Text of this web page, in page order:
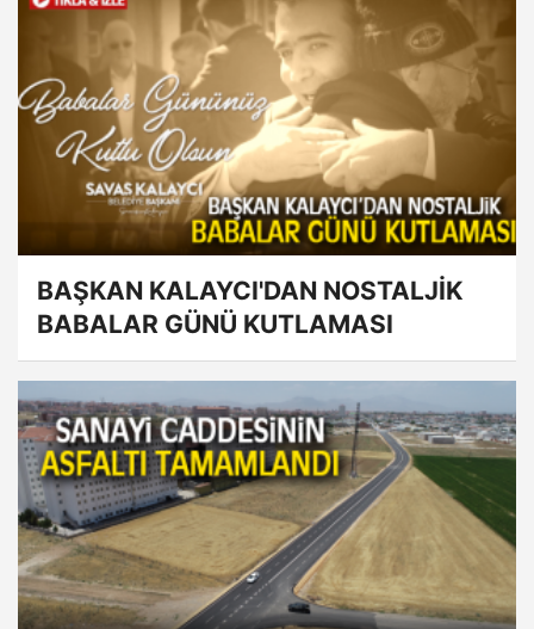
BAŞKAN KALAYCI'DAN NOSTALJİK
BABALAR GÜNÜ KUTLAMASI